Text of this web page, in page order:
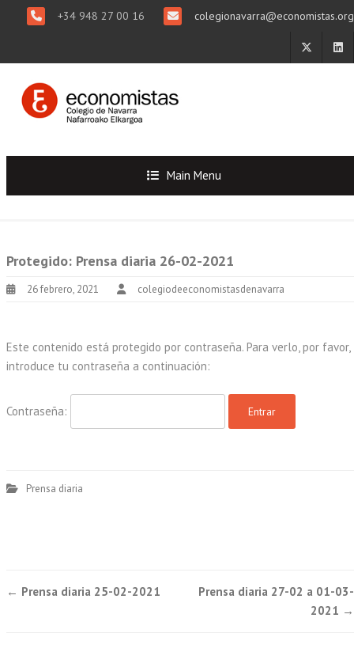
+34 948 27 00 16 colegionavarra@economistas.org
Main Menu
Protegido: Prensa diaria 26-02-2021
26 febrero, 2021 colegiodeeconomistasdenavarra
Este contenido está protegido por contraseña. Para verlo, por favor,
introduce tu contraseña a continuación:
Contraseña:
Prensa diaria
Post
← Prensa diaria 25-02-2021
Prensa diaria 27-02 a 01-03-
2021 →